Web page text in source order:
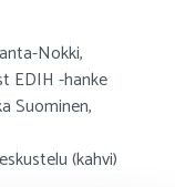
Nokki,
EDIH -hanke
Suominen,
(kahvi)